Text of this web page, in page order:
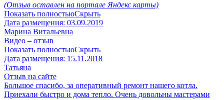
(Отзыв оставлен на портале Яндекс карты)
Показать полностьюСкрыть
Дата размещения: 03.09.2019
Марина Витальевна
Видео – отзыв
Показать полностьюСкрыть
Дата размещения: 15.11.2018
Татьяна
Отзыв на сайте
Большое спасибо, за оперативный ремонт нашего котла.
Приехали быстро и дома тепло. Очень довольны мастерами